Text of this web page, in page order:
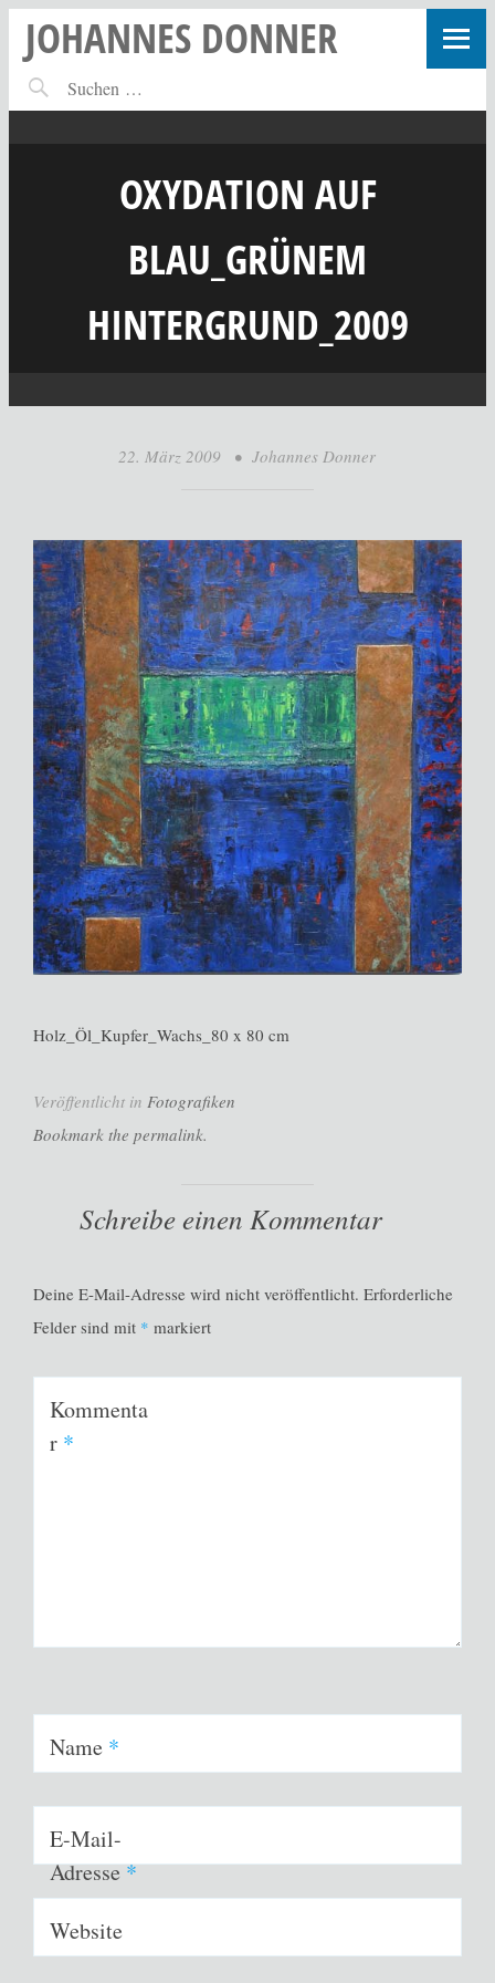
JOHANNES DONNER
OXYDATION AUF
BLAU_GRÜNEM
HINTERGRUND_2009
22. März 2009 • Johannes Donner
Holz_Öl_Kupfer_Wachs_80 x 80 cm
Veröffentlicht in Fotografiken
Bookmark the permalink.
Schreibe einen Kommentar
Deine E-Mail-Adresse wird nicht veröffentlicht. Erforderliche
Felder sind mit * markiert
Kommenta
r *
Name *
E-Mail-
Adresse*
Website